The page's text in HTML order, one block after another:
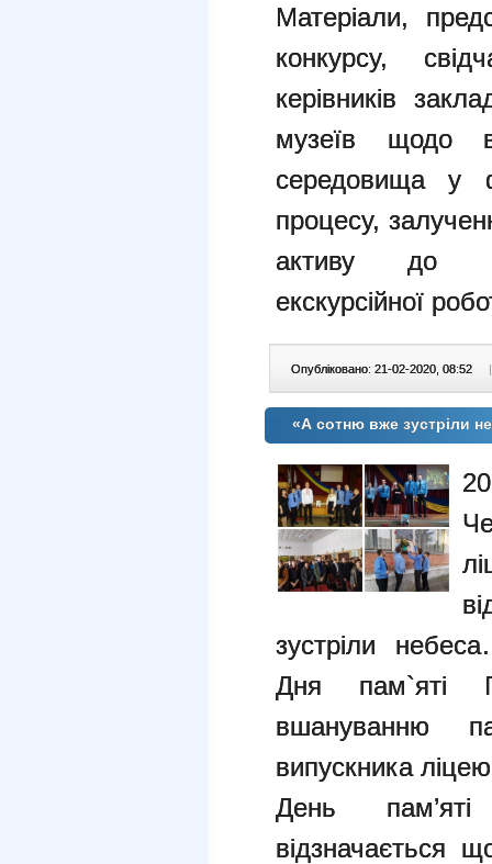
Матеріали,
конкурсу,
керівників
музеїв щодо
середовища у
процесу,
активу до
екскурсійної
Опубліковано: 21-02-2020, 08:52 |
«А сотню вже зустріли
зустріли
Дня пам`яті
вшануванню
випускника
День
відзначається